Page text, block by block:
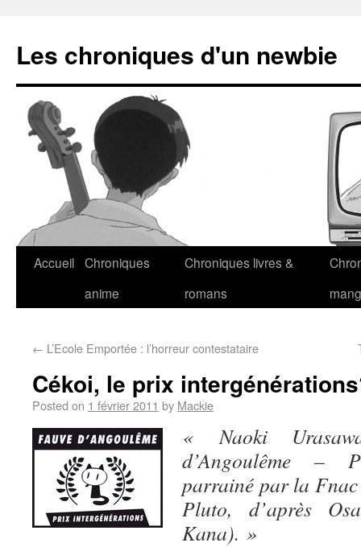
Les chroniques d'un newbie
Accueil Chroniques
anime
Chroniques livres &
romans
← L’Ecole Emportée : l’horreur contestataire
Cékoi, le prix
Posted on 1 février 2011 by Mackie
« Naoki
d’Angoulême –
parrainé par la Fnac
Pluto, d’après
Kana). »